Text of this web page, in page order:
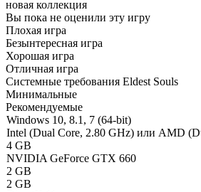
новая коллекция
Вы пока не оценили эту игру
Плохая игра
Безынтересная игра
Хорошая игра
Отличная игра
Системные требования Eldest Souls
Минимальные
Рекомендуемые
Windows 10, 8.1, 7 (64-bit)
Intel (Dual Core, 2.80 GHz) или AMD
4 GB
NVIDIA GeForce GTX 660
2 GB
2 GB